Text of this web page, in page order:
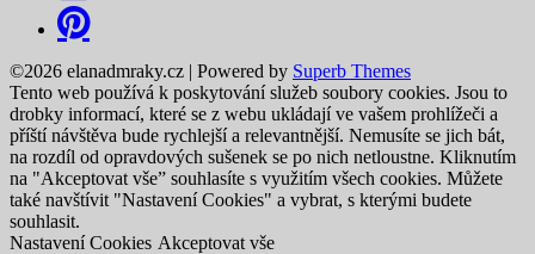
©2026 elanadmraky.cz | Powered by Superb Themes
Tento web používá k poskytování služeb soubory cookies. Jsou to
drobky informací, které se z webu ukládají ve vašem prohlížeči a
příští návštěva bude rychlejší a relevantnější. Nemusíte se jich bát,
na rozdíl od opravdových sušenek se po nich netloustne. Kliknutím
na "Akceptovat vše” souhlasíte s využitím všech cookies. Můžete
také navštívit "Nastavení Cookies" a vybrat, s kterými budete
souhlasit.
Nastavení Cookies Akceptovat vše